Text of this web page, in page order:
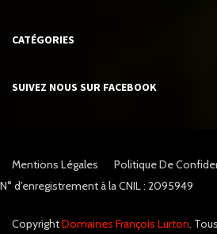
CATÉGORIES
SUIVEZ NOUS SUR FACEBOOK
Mentions Légales
Politique De
N° d'enregistrement à la CNIL : 2095949
CopyrightDomaines François Lurton.